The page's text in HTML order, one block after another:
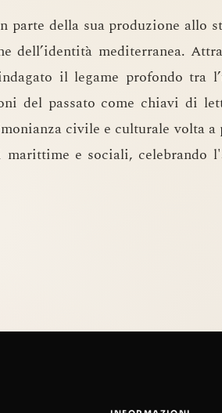
parte della sua produzione allo
dell’identità mediterranea.
il legame profondo tra
del passato come chiavi di
civile e culturale volta a
e sociali, celebrando